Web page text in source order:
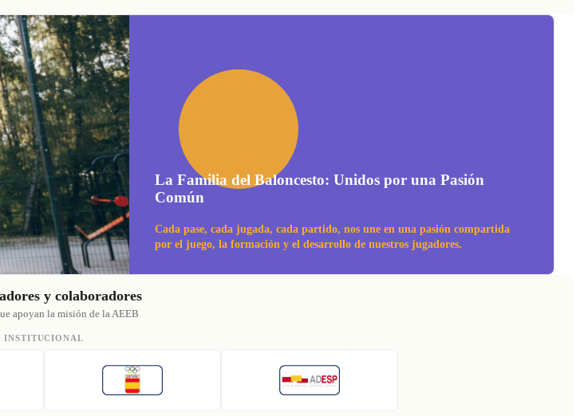
La Familia del Baloncesto: Unidos por una Pasión
Común
Cada pase, cada jugada, cada partido, nos une en una pasión compartida
por el juego, la formación y el desarrollo de nuestros jugadores.
y colaboradores
apoyan la misión de la AEEB
INSTITUCIONAL